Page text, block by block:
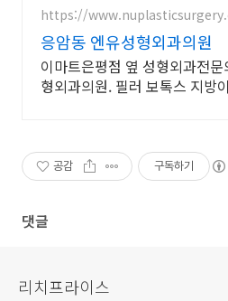
https://
응암동 엔유성형외과의원
이마트은평점 옆 성형외과전
형외과의원. 필러 보톡스 지방
공감 구독하기
댓글
리치프라이스